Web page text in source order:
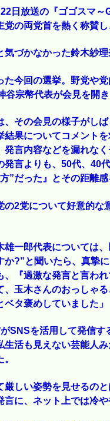
日放送の『ゴゴスマ
党の両党首を熱く称賛
気づかなかった鈴木紗理
た今回の選挙。野党や
谷宗幣代表が会見を開
、その会見の様子がし
結果についてコメント
発言内容などを漏れな
発言よりも、50代、40
”だった』とその距離
の2党について好意的な
雄一郎代表については
か?”と聞いたら、真摯
、『過激な発言と言わ
、玉木さんのおっしゃ
タ褒めしていました」
SNSを活用して発信
生活も見えない芸能人
厳しい姿勢を見せるの
言に、ネット上では冷や